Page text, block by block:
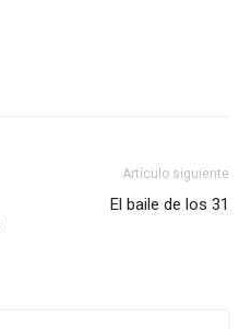
Artículo siguiente
El baile de los 31